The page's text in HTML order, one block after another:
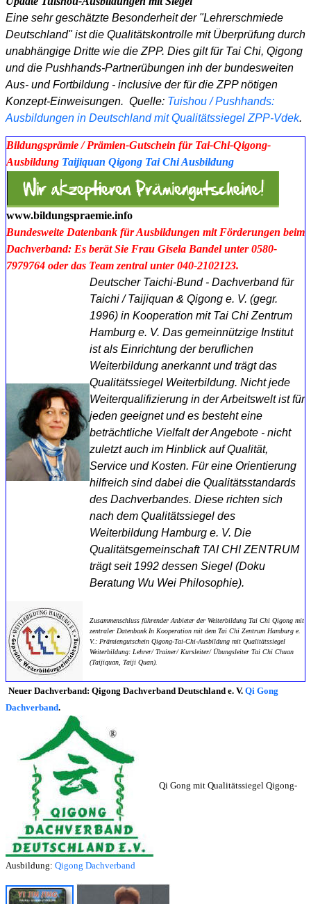
Eine sehr geschätzte Besonderheit der "Lehrerschmiede
Deutschland" ist die Qualitätskontrolle mit Überprüfung durch
unabhängige Dritte wie die ZPP. Dies gilt für Tai Chi, Qigong
und die Pushhands-Partnerübungen inh der bundesweiten
Aus- und Fortbildung - inclusive der für die ZPP nötigen
Konzept-Einweisungen. Quelle: Tuishou / Pushhands:
Ausbildungen in Deutschland mit Qualitätssiegel ZPP-Vdek.
Bildungsprämie / Prämien-Gutschein für Tai-Chi-Qigong-
Ausbildung Taijiquan Qigong Tai Chi Ausbildung
www.bildungspraemie.info
Bundesweite Datenbank für Ausbildungen mit Förderungen beim
Dachverband: Es berät Sie Frau Gisela Bandel unter 0580-
7979764 oder das Team zentral unter 040-2102123.
Deutscher Taichi-Bund - Dachverband für
Taichi / Taijiquan & Qigong e. V. (gegr.
1996) in Kooperation mit Tai Chi Zentrum
Hamburg e. V. Das gemeinnützige Institut
ist als Einrichtung der beruflichen
Weiterbildung anerkannt und trägt das
Qualitätssiegel Weiterbildung. Nicht jede
Weiterqualifizierung in der Arbeitswelt ist für
jeden geeignet und es besteht eine
beträchtliche Vielfalt der Angebote - nicht
zuletzt auch im Hinblick auf Qualität,
Service und Kosten. Für eine Orientierung
hilfreich sind dabei die Qualitätsstandards
des Dachverbandes. Diese richten sich
nach dem Qualitätssiegel des
Weiterbildung Hamburg e. V. Die
Qualitätsgemeinschaft TAI CHI ZENTRUM
trägt seit 1992 dessen Siegel (Doku
Beratung Wu Wei Philosophie).
Zusammenschluss führender Anbieter der Weiterbildung Tai Chi Qigong mit
zentraler Datenbank In Kooperation mit dem Tai Chi Zentrum Hamburg e.
V.: Prämiengutschein Qigong-Tai-Chi-Ausbildung mit Qualitätssiegel
Weiterbildung: Lehrer/ Trainer/ Kursleiter/ Übungsleiter Tai Chi Chuan
(Taijiquan, Taiji Quan).
Neuer Dachverband: Qigong Dachverband Deutschland e. V. Qi Gong
Dachverband.
Qi Gong mit Qualitätssiegel Qigong-
Ausbildung: Qigong Dachverband